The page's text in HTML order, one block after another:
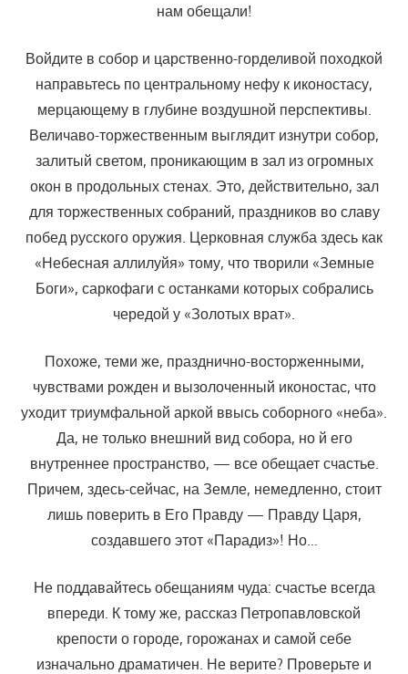
нам обещали!
Войдите в собор и царственно-горделивой походкой
направьтесь по центральному нефу к иконостасу,
мерцающему в глубине воздушной перспективы.
Величаво-торжественным выглядит изнутри собор,
залитый светом, проникающим в зал из огромных
окон в продольных стенах. Это, действительно, зал
для торжественных собраний, праздников во славу
побед русского оружия. Церковная служба здесь как
«Небесная аллилуйя» тому, что творили «Земные
Боги», саркофаги с останками которых собрались
чередой у «Золотых врат».
Похоже, теми же, празднично-восторженными,
чувствами рожден и вызолоченный иконостас, что
уходит триумфальной аркой ввысь соборного «неба».
Да, не только внешний вид собора, но й его
внутреннее пространство, — все обещает счастье.
Причем, здесь-сейчас, на Земле, немедленно, стоит
лишь поверить в Его Правду — Правду Царя,
создавшего этот «Парадиз»! Но…
Не поддавайтесь обещаниям чуда: счастье всегда
впереди. К тому же, рассказ Петропавловской
крепости о городе, горожанах и самой себе
изначально драматичен. Не верите? Проверьте и